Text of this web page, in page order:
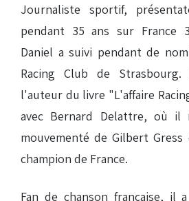
Journaliste sportif,
pendant 35 ans sur France
Daniel a suivi pendant de
Racing Club de
l'auteur du livre "L'affaire
avec Bernard Delattre, où il
mouvementé de Gilbert
champion de France.
Fan de chanson française, il